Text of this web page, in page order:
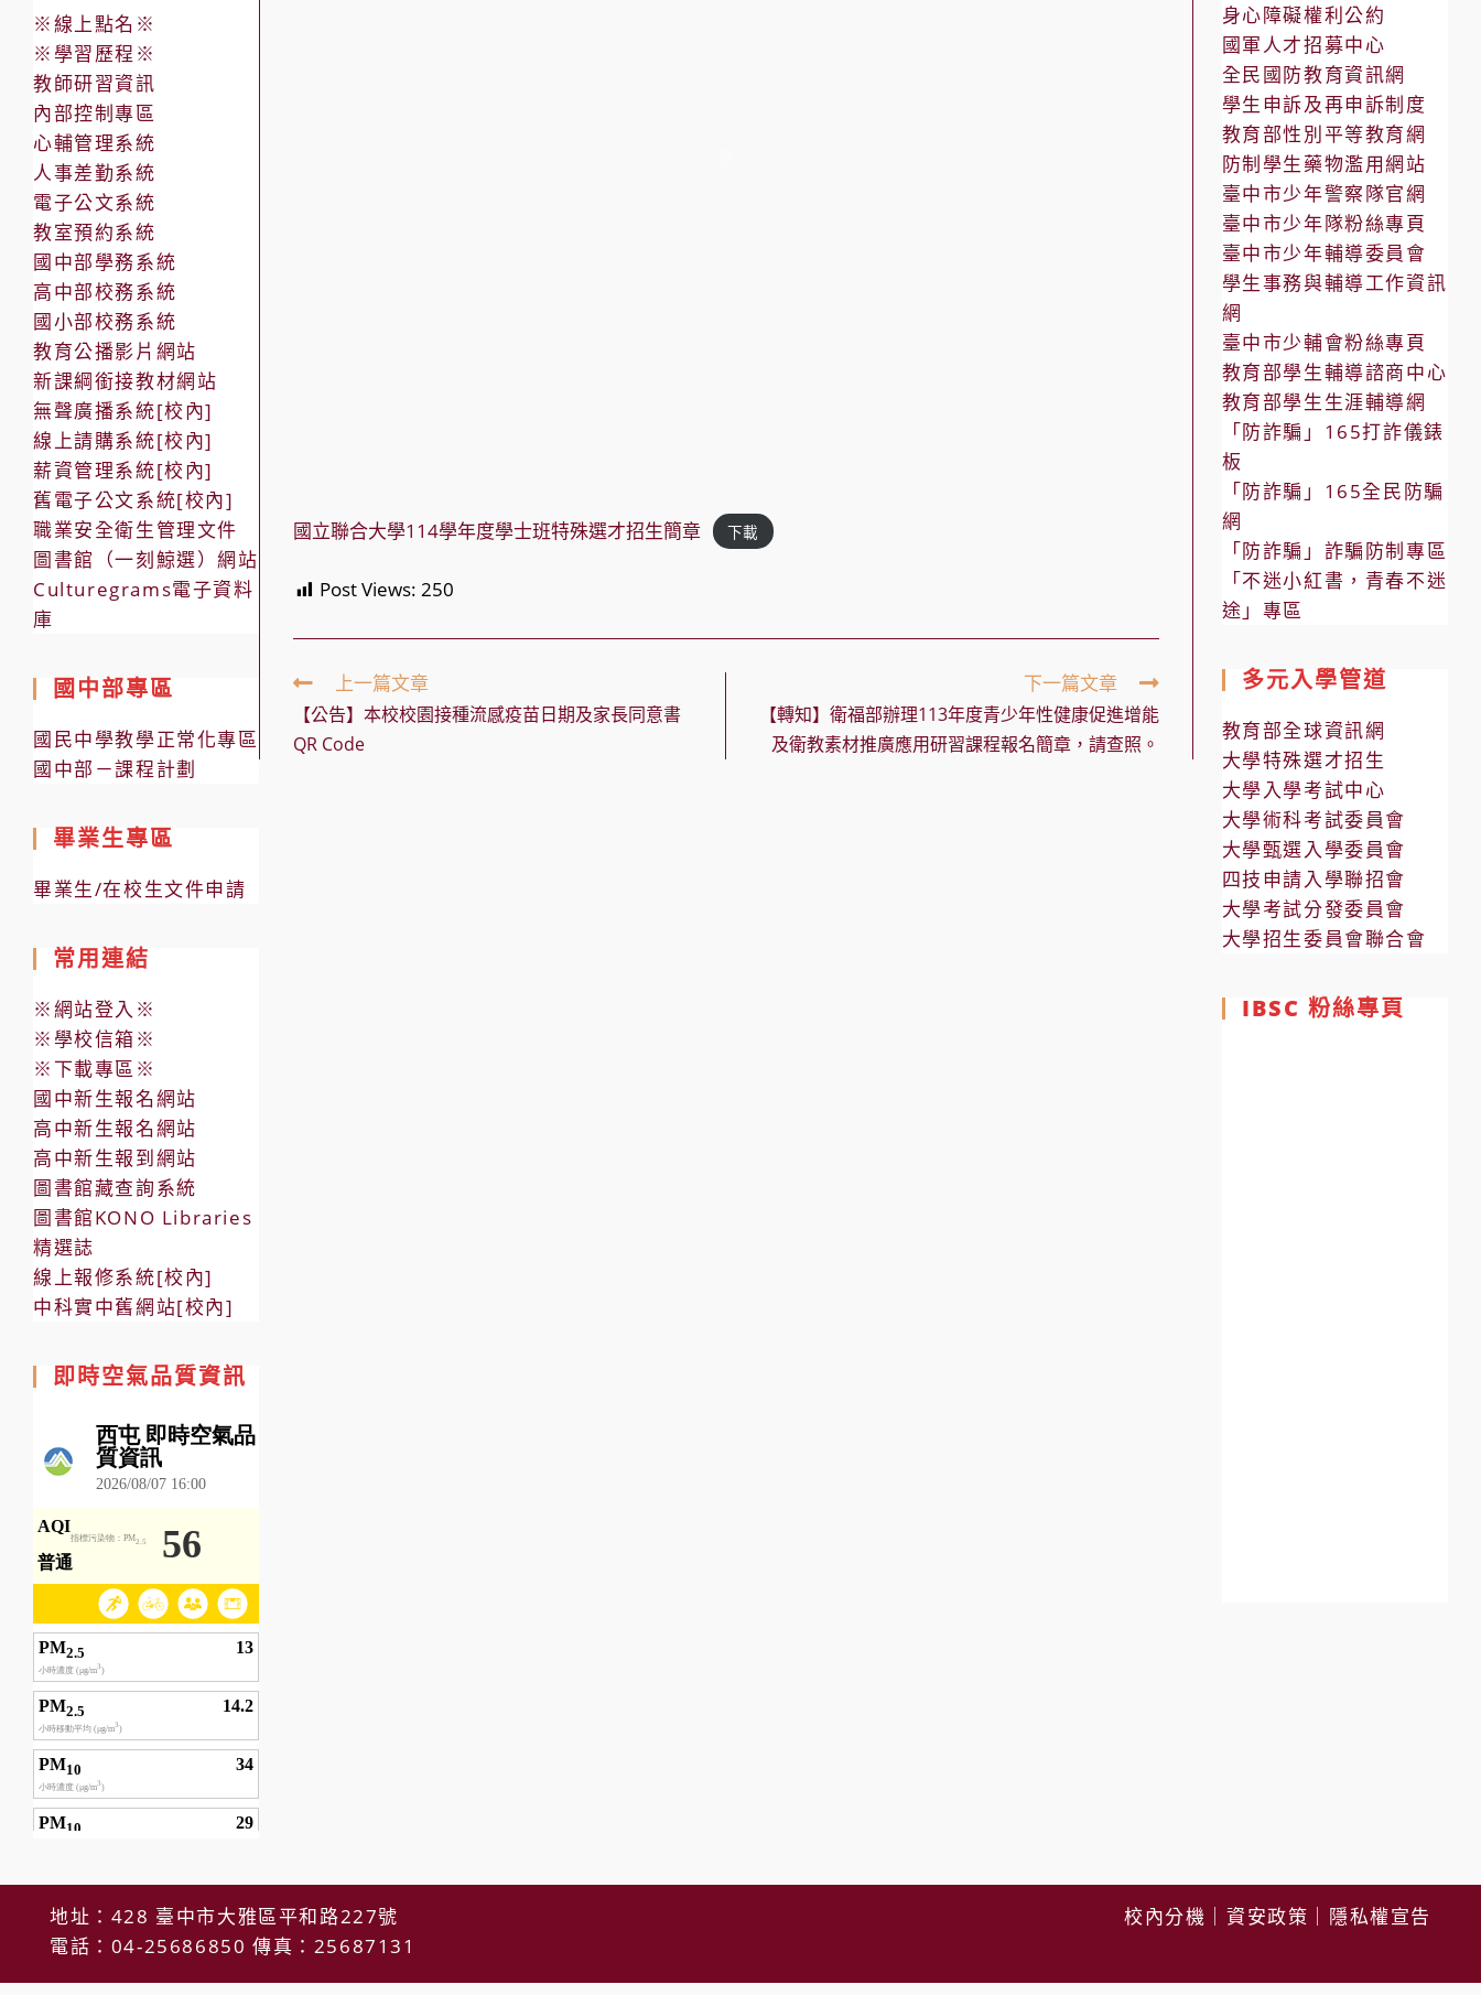
國立聯合大學114學年度學士班特殊選才招生簡章 下載
Post Views: 250
Read
more
articles
上一篇文章
【公告】本校校園接種流感疫苗日期及家長同意書
QR Code
下一篇文章
【轉知】衛福部辦理113年度青少年性健康促進增能
及衛教素材推廣應用研習課程報名簡章，請查照。
※線上點名※
※學習歷程※
教師研習資訊
內部控制專區
心輔管理系統
人事差勤系統
電子公文系統
教室預約系統
國中部學務系統
高中部校務系統
國小部校務系統
教育公播影片網站
新課綱銜接教材網站
無聲廣播系統[校內]
線上請購系統[校內]
薪資管理系統[校內]
舊電子公文系統[校內]
職業安全衛生管理文件
圖書館（一刻鯨選）網站
Culturegrams電子資料
庫
國中部專區
國民中學教學正常化專區
國中部－課程計劃
畢業生專區
畢業生/在校生文件申請
常用連結
※網站登入※
※學校信箱※
※下載專區※
國中新生報名網站
高中新生報名網站
高中新生報到網站
圖書館藏查詢系統
圖書館KONO Libraries
精選誌
線上報修系統[校內]
中科實中舊網站[校內]
即時空氣品質資訊
身心障礙權利公約
國軍人才招募中心
全民國防教育資訊網
學生申訴及再申訴制度
教育部性別平等教育網
防制學生藥物濫用網站
臺中市少年警察隊官網
臺中市少年隊粉絲專頁
臺中市少年輔導委員會
學生事務與輔導工作資訊
網
臺中市少輔會粉絲專頁
教育部學生輔導諮商中心
教育部學生生涯輔導網
「防詐騙」165打詐儀錶
板
「防詐騙」165全民防騙
網
「防詐騙」詐騙防制專區
「不迷小紅書，青春不迷
途」專區
多元入學管道
教育部全球資訊網
大學特殊選才招生
大學入學考試中心
大學術科考試委員會
大學甄選入學委員會
四技申請入學聯招會
大學考試分發委員會
大學招生委員會聯合會
IBSC 粉絲專頁
地址：428 臺中市大雅區平和路227號
電話：04-25686850 傳真：25687131
校內分機 資安政策 隱私權宣告